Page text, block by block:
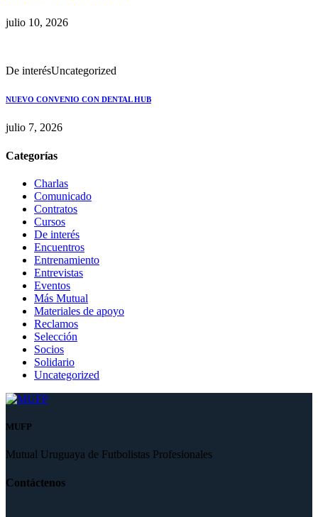
julio 10, 2026
De interésUncategorized
NUEVO CONVENIO CON DENTAL HUB
julio 7, 2026
Categorías
Charlas
Comunicado
Contratos
Cursos
De interés
Encuentros
Entrenamiento
Entrevistas
Eventos
Más Mutual
Materiales de apoyo
Reclamos
Selección
Socios
Solidario
Uncategorized
MUFP
Mutual Uruguaya de Futbolistas Profesionales
Contáctenos